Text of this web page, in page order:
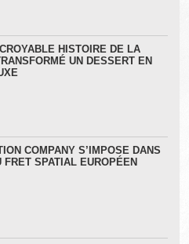
HISTOIRE DE LA
UN DESSERT EN
COMPANY S’IMPOSE DANS
FRET SPATIAL EUROPÉEN